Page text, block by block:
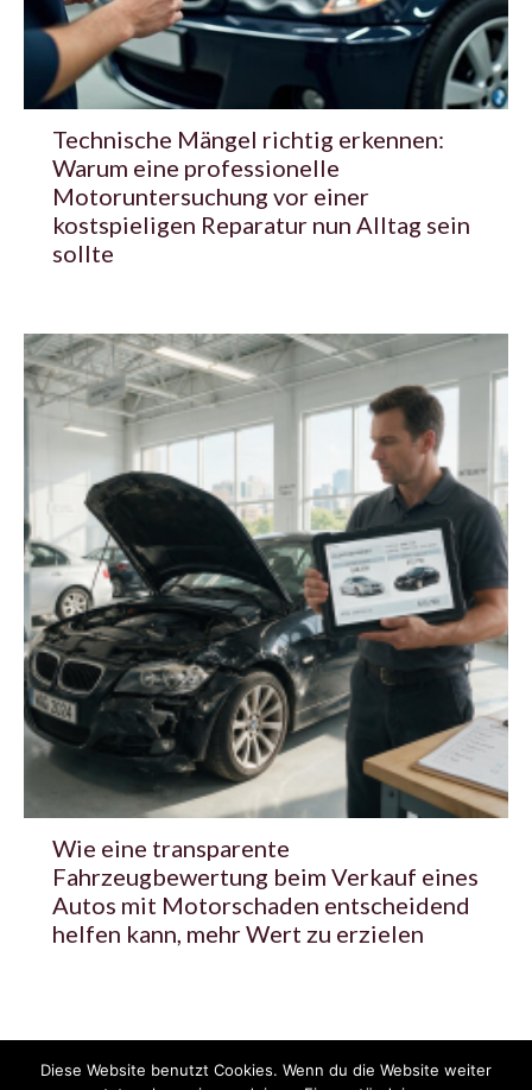
Technische Mängel richtig erkennen:
Warum eine professionelle
Motoruntersuchung vor einer
kostspieligen Reparatur nun Alltag sein
sollte
Wie eine transparente
Fahrzeugbewertung beim Verkauf eines
Autos mit Motorschaden entscheidend
helfen kann, mehr Wert zu erzielen
© 2020 - 2025 Copyright - KFZzeitung.com
Diese Website benutzt Cookies. Wenn du die Website weiter